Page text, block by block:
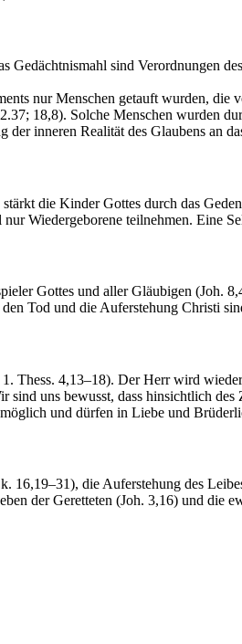
Gedächtnismahl sind Verordnungen
nur Menschen getauft wurden,
18,8). Solche Menschen wurden
der inneren Realität des Glaubens an
die Kinder Gottes durch das
Wiedergeborene teilnehmen. Eine
Gottes und aller Gläubigen
Tod und die Auferstehung Christi
Thess. 4,13–18). Der Herr wird
uns bewusst, dass hinsichtlich
und dürfen in Liebe und
16,19–31), die Auferstehung des
der Geretteten (Joh. 3,16) und die